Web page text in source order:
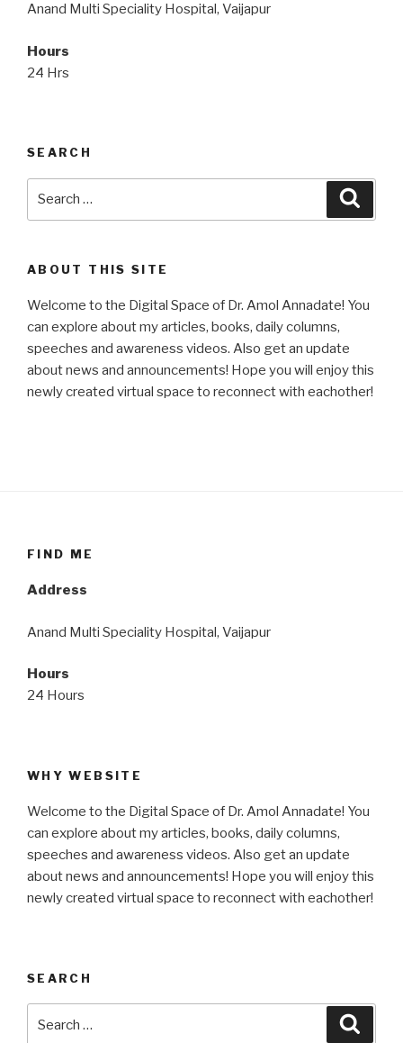
Anand Multi Speciality Hospital, Vaijapur
Hours
24 Hrs
SEARCH
ABOUT THIS SITE
Welcome to the Digital Space of Dr. Amol Annadate! You
can explore about my articles, books, daily columns,
speeches and awareness videos. Also get an update
about news and announcements! Hope you will enjoy this
newly created virtual space to reconnect with eachother!
FIND ME
Address
Anand Multi Speciality Hospital, Vaijapur
Hours
24 Hours
WHY WEBSITE
Welcome to the Digital Space of Dr. Amol Annadate! You
can explore about my articles, books, daily columns,
speeches and awareness videos. Also get an update
about news and announcements! Hope you will enjoy this
newly created virtual space to reconnect with eachother!
SEARCH
for: